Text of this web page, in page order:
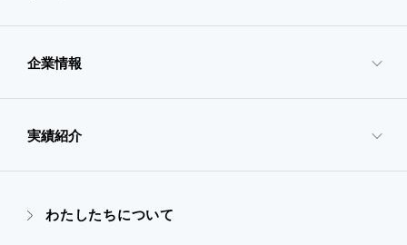
- サービスTOP
- 映像・動画制作
企業情報
- 企業情報TOP
- ごあいさつ
実績紹介
- 実績紹介TOP
わたしたちについて